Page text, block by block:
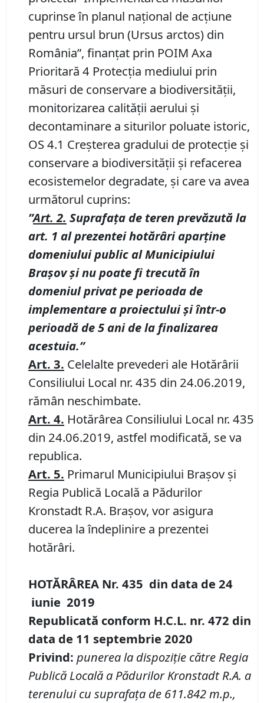
cuprinse în planul naţional de acţiune
pentru ursul brun (Ursus arctos) din
România”, finanţat prin POIM Axa
Prioritară 4 Protecţia mediului prin
măsuri de conservare a biodiversităţii,
monitorizarea calităţii aerului şi
decontaminare a siturilor poluate istoric,
OS 4.1 Creşterea gradului de protecţie şi
conservare a biodiversităţii şi refacerea
ecosistemelor degradate, şi care va avea
următorul cuprins:
”Art. 2. Suprafaţa de teren prevăzută la
art. 1 al prezentei hotărâri aparţine
domeniului public al Municipiului
Braşov şi nu poate fi trecută în
domeniul privat pe perioada de
implementare a proiectului şi într-o
perioadă de 5 ani de la finalizarea
acestuia.”
Art. 3. Celelalte prevederi ale Hotărârii
Consiliului Local nr. 435 din 24.06.2019,
rămân neschimbate.
Art. 4. Hotărârea Consiliului Local nr. 435
din 24.06.2019, astfel modificată, se va
republica.
Art. 5. Primarul Municipiului Braşov şi
Regia Publică Locală a Pădurilor
Kronstadt R.A. Brașov, vor asigura
ducerea la îndeplinire a prezentei
hotărâri.
HOTĂRÂREA Nr. 435 din data de 24
iunie 2019
Republicată conform H.C.L. nr. 472 din
data de 11 septembrie 2020
Privind: punerea la dispoziţie către Regia
Publică Locală a Pădurilor Kronstadt R.A. a
terenului cu suprafaţa de 611.842 m.p.,